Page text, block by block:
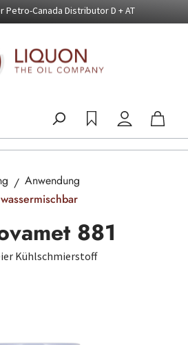
Canada Distributor D + AT
Anwendung
881
Kühlschmierstoff